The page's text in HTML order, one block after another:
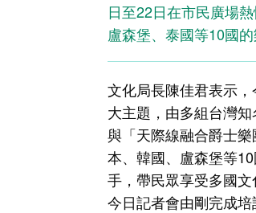
日至22日在市民廣場
盧森堡、泰國等10國
文化局長陳佳君表示
大主題，由多組台灣
與「天際線融合爵士
本、韓國、盧森堡等
手，帶民眾享受多國文
今日記者會由剛完成